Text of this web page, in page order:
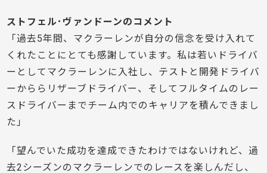
ストフェル･ヴァンドーンのコメント
「過去5年間、マクラーレンが自分の信念を受け入れて
くれたことにとても感謝しています。私は若いドライバ
ーとしてマクラーレンに入社し、テストと開発ドライバ
ーかららリザーブドライバー、そしてフルタイムのレー
スドライバーまでチーム内でのキャリアを積んできまし
た」
「望んでいた成功を達成できたわけではないけれど、過
去2シーズンのマクラーレンでのレースを楽しんだし、